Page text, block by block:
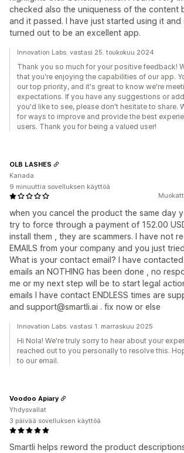
checked also the uniqueness of the content
and it passed. I have just started using it and
turned out to be an excellent app.
Innovation Labs. vastasi 25. toukokuu 2024
Thank you so much for your positive feedback!
that you're enjoying the capabilities of our app.
our top priority, and it's great to know we're
expectations. If you have any suggestions or
you'd like to see, please don't hesitate to share.
for ways to improve and provide the best
users. Thank you for being a valued user!
when you cancel the product the same day
try to force through a payment of 152.00
install them , they are scammers. I have not
EMAILS from your company and you just
What is your contact email? I have
emails an NOTHING has been done , no
me or my next step will be to start legal
emails I have contact ENDLESS times are
and support@smartli.ai . fix now or else
OLB LASHES
Kanada
9 minuuttia sovelluksen käyttöä
Innovation Labs. vastasi 1. marraskuu 2025
Hi Nola! We're truly sorry to hear about your
reached out to you personally to resolve this.
to our email.
Smartli helps reword the product
Voodoo Apiary
Yhdysvallat
3 päivää sovelluksen käyttöä